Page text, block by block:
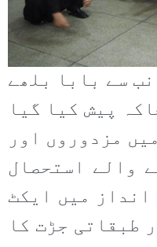
سے بابا بلھے
پیش کیا گیا
مزدوروں اور
والے استحصال
میں ایکٹ
طبقاتی جڑت کا